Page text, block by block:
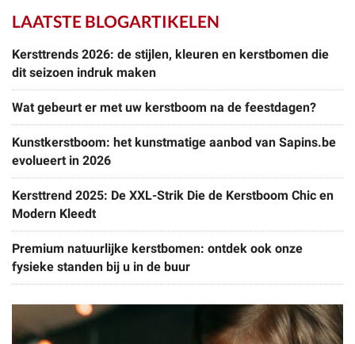
LAATSTE BLOGARTIKELEN
Kersttrends 2026: de stijlen, kleuren en kerstbomen die
dit seizoen indruk maken
Wat gebeurt er met uw kerstboom na de feestdagen?
Kunstkerstboom: het kunstmatige aanbod van Sapins.be
evolueert in 2026
Kersttrend 2025: De XXL-Strik Die de Kerstboom Chic en
Modern Kleedt
Premium natuurlijke kerstbomen: ontdek ook onze
fysieke standen bij u in de buur